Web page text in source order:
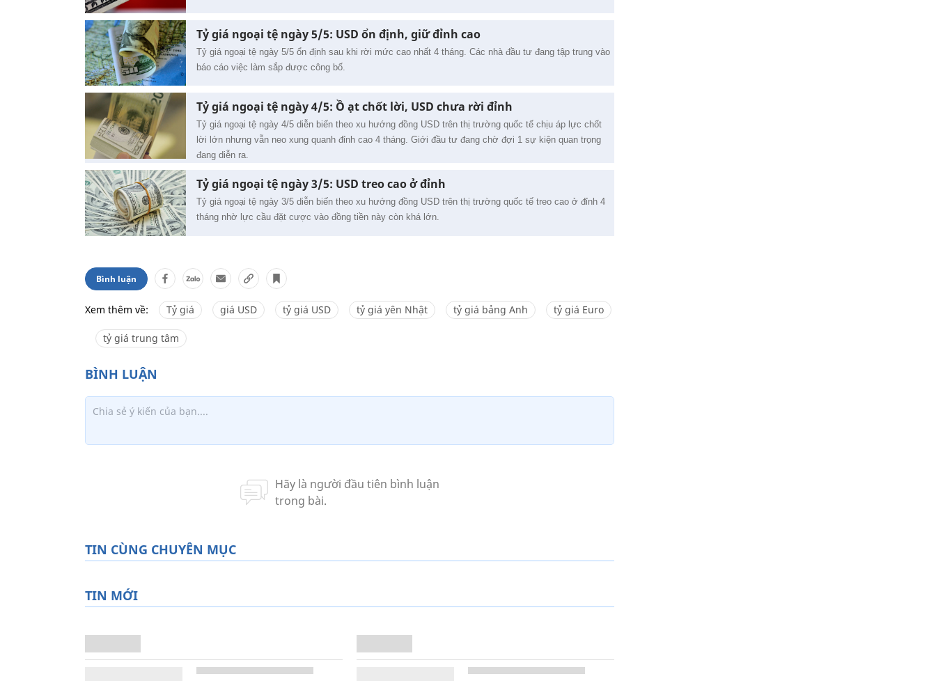
Tỷ giá ngoại tệ ngày 5/5: USD ổn định, giữ đỉnh cao
Tỷ giá ngoại tệ ngày 5/5 ổn định sau khi rời mức cao nhất 4 tháng. Các nhà đầu tư đang tập trung vào
báo cáo việc làm sắp được công bố.
Tỷ giá ngoại tệ ngày 4/5: Ồ ạt chốt lời, USD chưa rời đỉnh
Tỷ giá ngoại tệ ngày 4/5 diễn biến theo xu hướng đồng USD trên thị trường quốc tế chịu áp lực chốt
lời lớn nhưng vẫn neo xung quanh đỉnh cao 4 tháng. Giới đầu tư đang chờ đợi 1 sự kiện quan trọng
đang diễn ra.
Tỷ giá ngoại tệ ngày 3/5: USD treo cao ở đỉnh
Tỷ giá ngoại tệ ngày 3/5 diễn biến theo xu hướng đồng USD trên thị trường quốc tế treo cao ở đỉnh 4
tháng nhờ lực cầu đặt cược vào đồng tiền này còn khá lớn.
Bình luận
Xem thêm về: Tỷ giá giá USD tỷ giá USD tỷ giá yên Nhật tỷ giá bảng Anh tỷ giá Euro
tỷ giá trung tâm
TIN CÙNG CHUYÊN MỤC
TIN MỚI